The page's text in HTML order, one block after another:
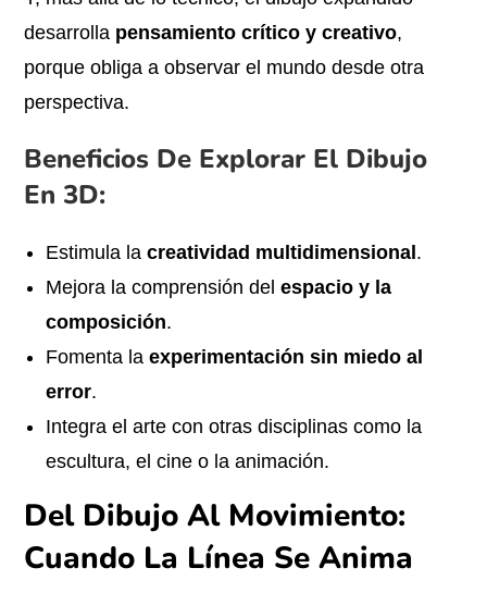
desarrolla pensamiento crítico y creativo,
porque obliga a observar el mundo desde otra
perspectiva.
Beneficios De Explorar El Dibujo
En 3D:
Estimula lacreatividad multidimensional .
Mejora la comprensión delespacio y la
composición.
Fomenta laexperimentación sin miedo al
error.
Integra el arte con otras disciplinas como la
escultura, el cine o la animación.
Del Dibujo Al Movimiento:
Cuando La Línea Se Anima